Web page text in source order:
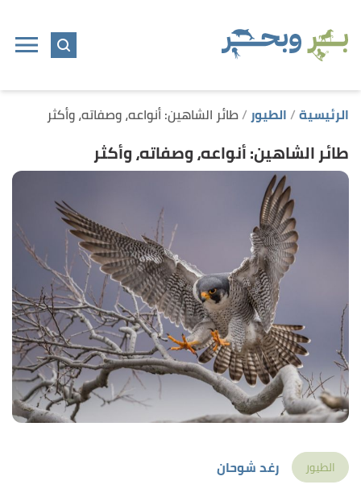
الرئيسية الطيور طائر الشاهين: أنواعه، وصفاته، وأكثر
طائر الشاهين: أنواعه، وصفاته، وأكثر
الطيور
رغد شوحان